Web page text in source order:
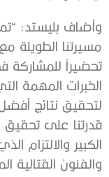
وأضاف بليستد:
مسيرتنا الطويلة
تحضيراً للمشاركة
الخبرات المهمة
لتحقيق نتائج
قدرتنا على تحقيق
الكبير والالتزام
والفنون القتالية